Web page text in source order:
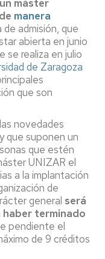
máster
manera
admisión, que
abierta en junio
se realiza en julio
de Zaragoza
que son
novedades
que suponen un
que estén
UNIZAR el
a la implantación
de
general será
haber terminado
pendiente el
de 9 créditos